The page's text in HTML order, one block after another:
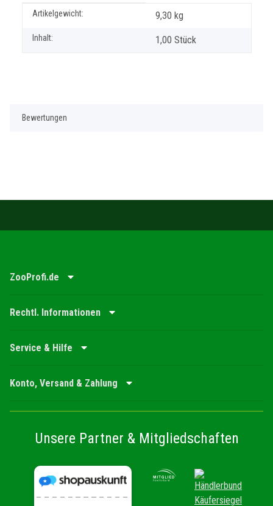
Produkteigenschaft
Wert
Artikelgewicht: 9,30 kg
Inhalt: 1,00 Stück
Bewertungen
ZooProfi.de
Rechtl. Informationen
Service & Hilfe
Konto, Versand & Zahlung
Unsere Partner & Mitgliedschaften